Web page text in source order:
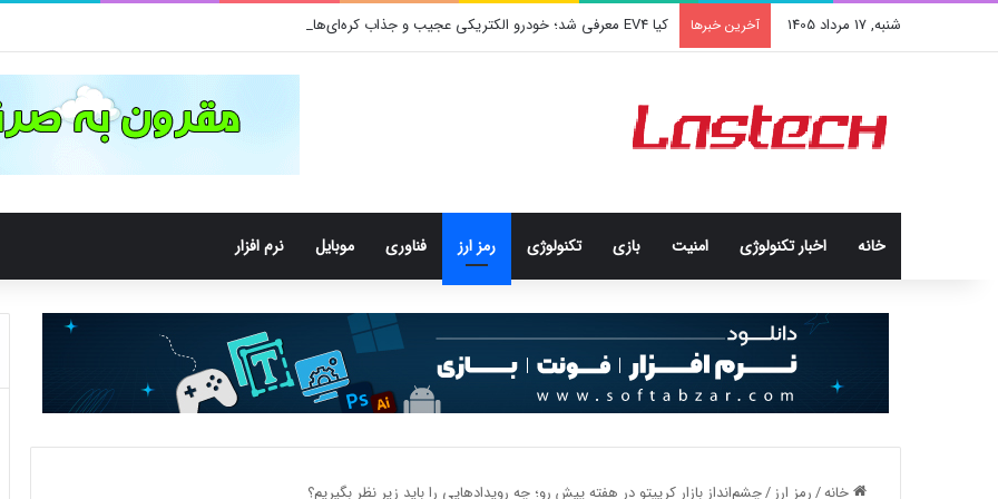
شنبه, 17 مرداد 1405 آخرین خبرها کیا EV4 معرفی شد؛ خودرو الکتریکی عجیب و جذاب کره‌ای‌ها
خانه اخبار تکنولوژی امنيت بازی تکنولوژی رمز ارز فناوری موبایل نرم افزار
خانه/رمز ارز/چشم‌انداز بازار کریپتو در هفته پیش رو؛ چه رویدادهایی را باید زیر نظر بگیریم؟